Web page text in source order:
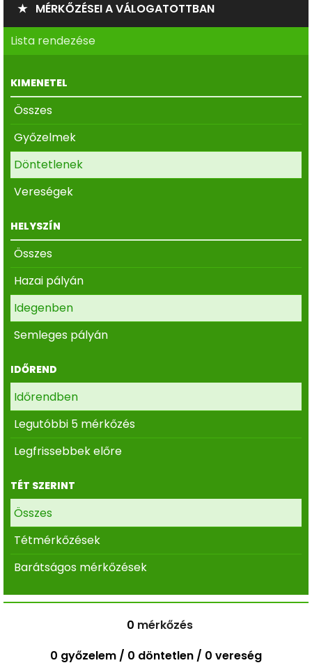
★ MÉRKŐZÉSEI A VÁLOGATOTTBAN
Lista rendezése
KIMENETEL
Összes
Győzelmek
Döntetlenek
Vereségek
HELYSZÍN
Összes
Hazai pályán
Idegenben
Semleges pályán
IDŐREND
Időrendben
Legutóbbi 5 mérkőzés
Legfrissebbek előre
TÉT SZERINT
Összes
Tétmérkőzések
Barátságos mérkőzések
0 mérkőzés
0 győzelem / 0 döntetlen / 0 vereség